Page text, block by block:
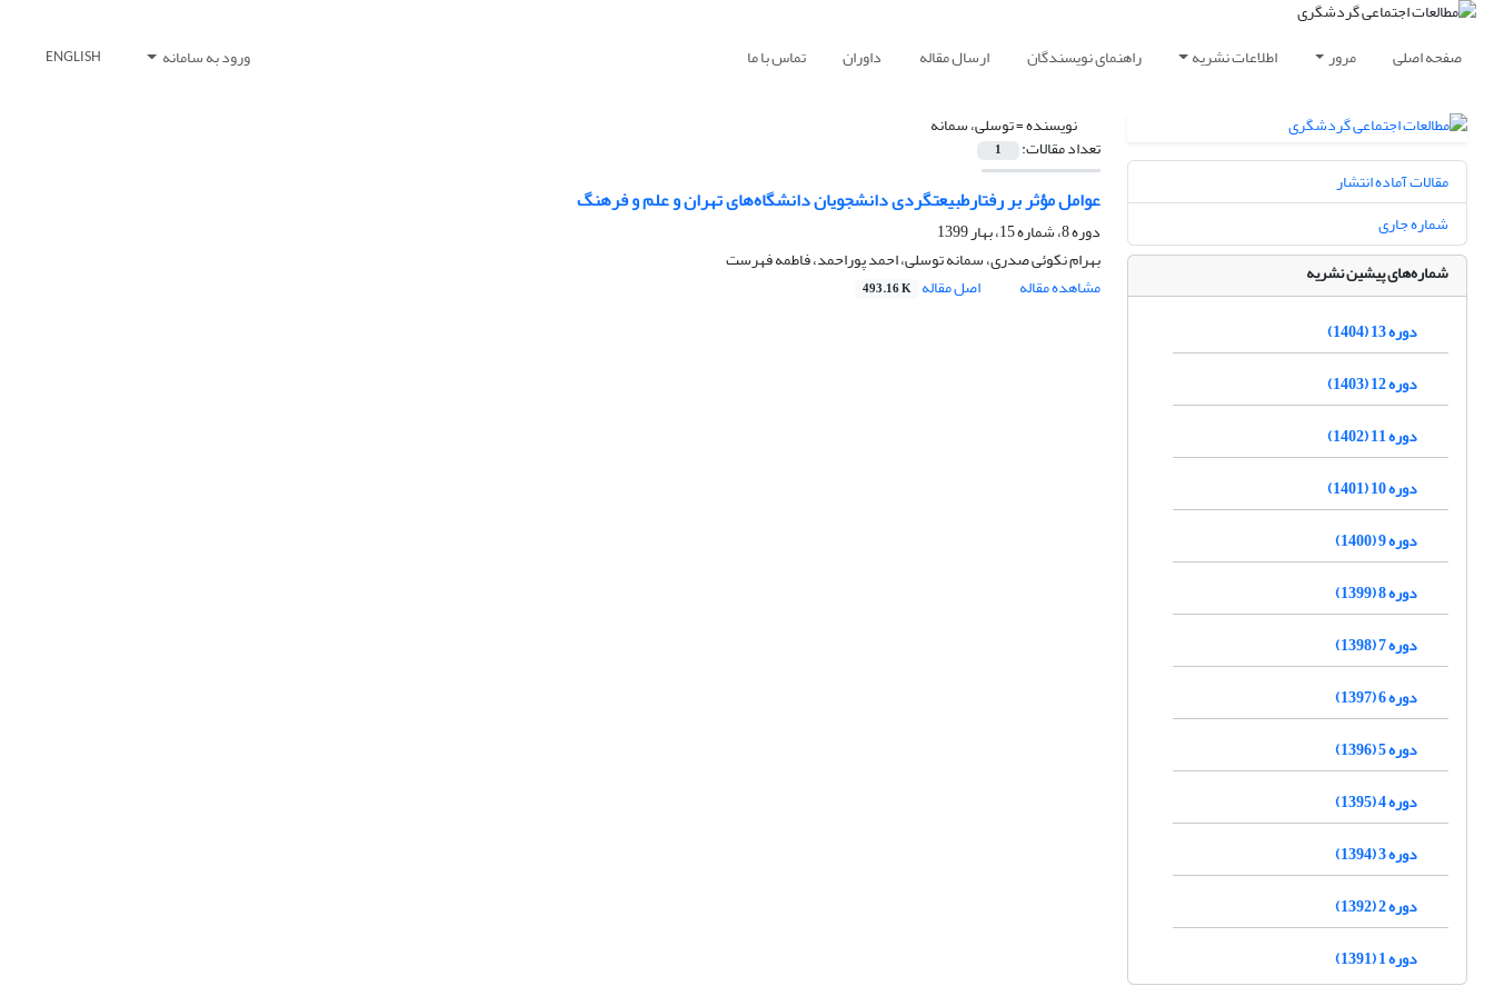
صفحه اصلی مرور اطلاعات نشریه راهنمای نویسندگان ارسال مقاله داوران تماس با ما ورود به سامانه ENGLISH
نویسنده =توسلی، سمانه
تعداد مقالات: 1
عوامل مؤثر بر رفتارطبیعت‏گردی دانشجویان دانشگاه‌های تهران و علم و فرهنگ
دوره 8، شماره 15، بهار 1399
بهرام نکوئی صدری، سمانه توسلی، احمد پوراحمد، فاطمه فهرست
مشاهده مقاله
اصل مقاله 493.16 K
مقالات آماده انتشار
شماره جاری
شماره‌های پیشین نشریه
دوره 13 (1404)
دوره 12 (1403)
دوره 11 (1402)
دوره 10 (1401)
دوره 9 (1400)
دوره 8 (1399)
دوره 7 (1398)
دوره 6 (1397)
دوره 5 (1396)
دوره 4 (1395)
دوره 3 (1394)
دوره 2 (1392)
دوره 1 (1391)